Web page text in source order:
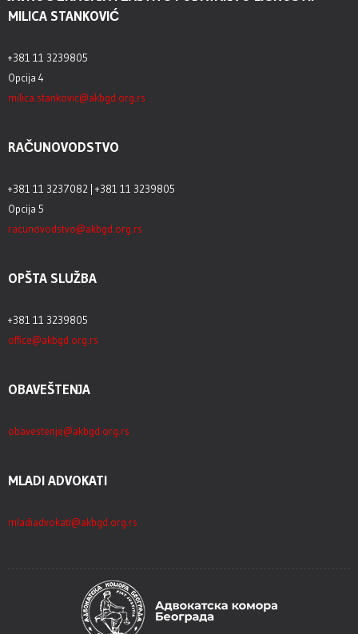
MILICA STANKOVIĆ
+381 11 3239805
Opcija 4
milica.stankovic@akbgd.org.rs
RAČUNOVODSTVO
+381 11 3237082 | +381 11 3239805
Opcija 5
racunovodstvo@akbgd.org.rs
OPŠTA SLUŽBA
+381 11 3239805
office@akbgd.org.rs
OBAVEŠTENJA
obavestenje@akbgd.org.rs
MLADI ADVOKATI
mladiadvokati@akbgd.org.rs